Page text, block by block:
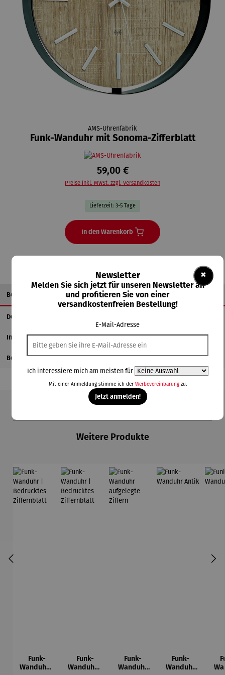
AMS-Uhrenfabrik
Funk-Wanduhr mit Sonoma-Zifferblatt
59,00 €
Preise inkl. MwSt. zzgl. Versandkosten
Lieferzeit: 3-5 Tage
In den Warenkorb
Beschreibung
Details
Informationen zum Hersteller
Bewertungen
Weitere Produkte
Funk-
Wanduhr |
Funk-
Wanduhr |
Funk-
Wanduhr
Funk-
Wanduhr
×
Newsletter
Melden Sie sich jetzt für unseren Newsletter an
und profitieren Sie von einer
versandkostenfreien Bestellung!
E-Mail-Adresse
Ich interessiere mich am meisten für
Mit einer Anmeldung stimme ich der Werbevereinbarungzu.
Jetzt anmelden!